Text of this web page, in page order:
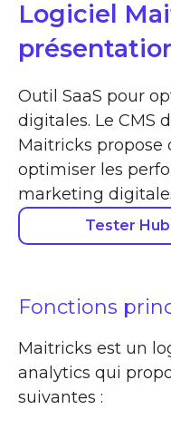
Logiciel
Outil SaaS pour
digitales. Le CMS
Maitricks propose
optimiser les
marketing
Tester
Fonctions
Maitricks est un
analytics qui
suivantes :